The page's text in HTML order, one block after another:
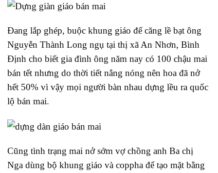
Đang lắp ghép, buộc khung giáo để căng lề bạt ông
Nguyễn Thành Long ngụ tại thị xã An Nhơn, Bình
Định cho biết gia đình ông năm nay có 100 chậu mai
bán tết nhưng do thời tiết nắng nóng nên hoa đã nở
hết 50% vì vậy mọi người bàn nhau dựng lều ra quốc
lộ bán mai.
Cũng tình trạng mai nở sớm vợ chồng anh Ba chị
Nga dùng bộ khung giáo và coppha để tạo mặt bằng